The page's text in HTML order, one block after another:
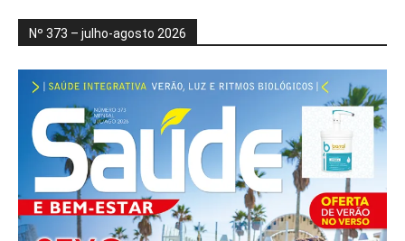
Nº 373 – julho-agosto 2026